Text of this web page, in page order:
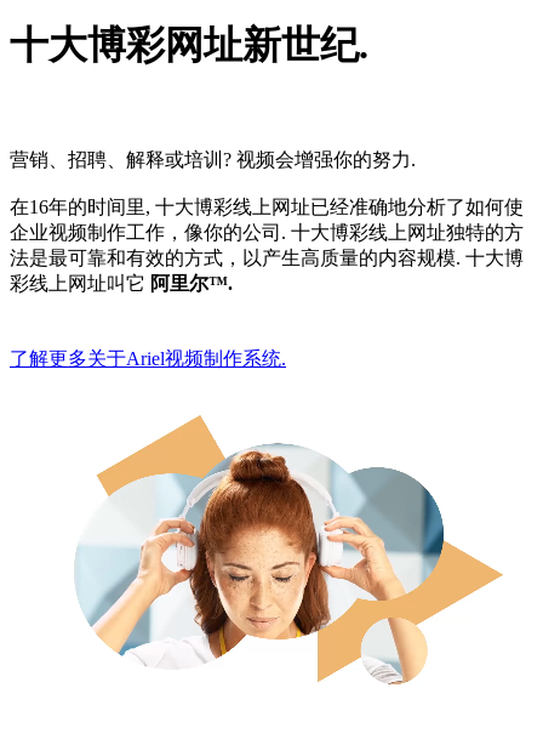
十大博彩网址新世纪.
营销、招聘、解释或培训? 视频会增强你的努力.
在16年的时间里, 十大博彩线上网址已经准确地分析了如何使
企业视频制作工作，像你的公司. 十大博彩线上网址独特的方
法是最可靠和有效的方式，以产生高质量的内容规模. 十大博
彩线上网址叫它 阿里尔™.
了解更多关于Ariel视频制作系统.